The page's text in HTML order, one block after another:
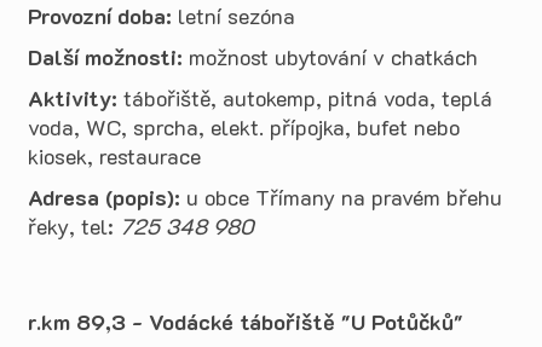
Provozní doba: letní sezóna
Další možnosti: možnost ubytování v chatkách
Aktivity: tábořiště, autokemp, pitná voda, teplá
voda, WC, sprcha, elekt. přípojka, bufet nebo
kiosek, restaurace
Adresa (popis): u obce Třímany na pravém břehu
řeky, tel: 725 348 980
r.km 89,3 - Vodácké tábořiště "U Potůčků"